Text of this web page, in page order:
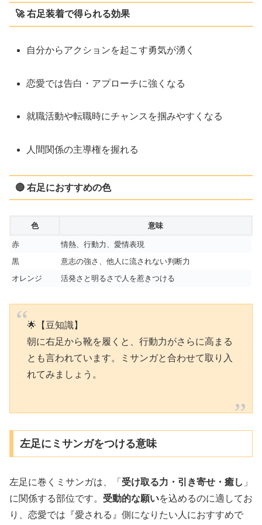
🚀 右足装着で得られる効果
自分からアクションを起こす勇気が湧く
恋愛では告白・アプローチに強くなる
就職活動や転職時にチャンスを掴みやすくなる
人間関係の主導権を握れる
🔴 右足におすすめの色
色 意味
赤
情熱、行動力、愛情表現
黒
意志の強さ、他人に流されない判断力
オレンジ
活発さと明るさで人を惹きつける
🌟【豆知識】
朝に右足から靴を履くと、行動力がさらに高まる
とも言われています。ミサンガと合わせて取り入
れてみましょう。
左足にミサンガをつける意味
左足に巻くミサンガは、「 受け取る力・引き寄せ・癒し 」
に関係する部位です。 受動的な願いを込めるのに適してお
り、恋愛では『愛される』側になりたい人におすすめで